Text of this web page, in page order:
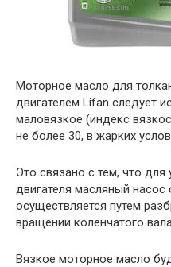
Моторное масло для
двигателем Lifan следует
маловязкое (индекс
не более 30, в жарких
Это связано с тем, что
двигателя масляный насос
осуществляется путем
вращении коленчатого вала.
Вязкое моторное масло